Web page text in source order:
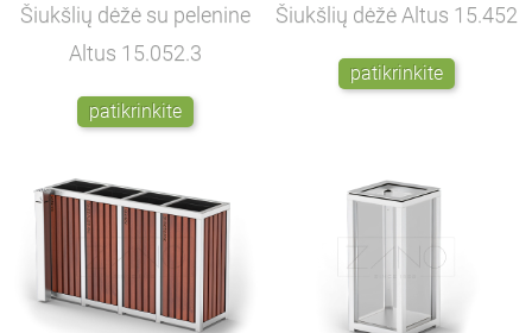
Šiukšlių dėžė su pelenine
Altus 15.052.3
patikrinkite
Šiukšlių dėžė Altus 15.452
patikrinkite